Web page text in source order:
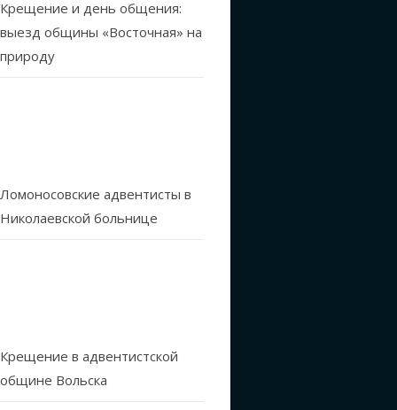
Крещение и день общения:
выезд общины «Восточная» на
природу
Ломоносовские адвентисты в
Николаевской больнице
Крещение в адвентистской
общине Вольска